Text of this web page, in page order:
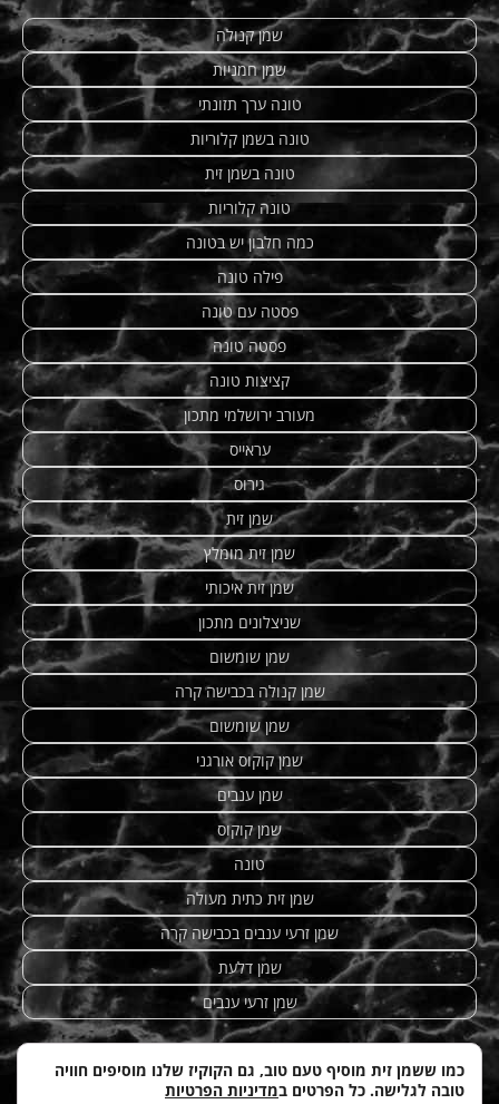
שמן קנולה
שמן חמניות
טונה ערך תזונתי
טונה בשמן קלוריות
טונה בשמן זית
טונה קלוריות
כמה חלבון יש בטונה
פילה טונה
פסטה עם טונה
פסטה טונה
קציצות טונה
מעורב ירושלמי מתכון
עראייס
גירוס
שמן זית
שמן זית מומלץ
שמן זית איכותי
שניצלונים מתכון
שמן שומשום
שמן קנולה בכבישה קרה
שמן שומשום
שמן קוקוס אורגני
שמן ענבים
שמן קוקוס
טונה
שמן זית כתית מעולה
שמן זרעי ענבים בכבישה קרה
שמן דלעת
שמן זרעי ענבים
מתכונים מנצחים|טחינה| etzhazait –
כמו ששמן זית מוסיף טעם טוב, גם הקוקיז שלנו מוסיפים חוויה
טובה לגלישה. כל הפרטים במדיניות הפרטיות